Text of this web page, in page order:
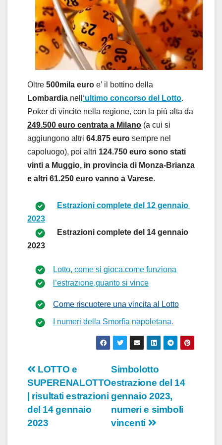
Oltre 500mila euro e’ il bottino della
Lombardia nell ‘ultimo concorso del Lotto.
Poker di vincite nella regione, con la più alta da
249.500 euro centrata a Milano (a cui si
aggiungono altri 64.875 euro sempre nel
capoluogo), poi altri 124.750 euro sono stati
vinti a Muggio, in provincia di Monza-Brianza
e altri 61.250 euro vanno a Varese.
Estrazioni complete del 12 gennaio
2023
Estrazioni complete del 14 gennaio
2023
Lotto, come si gioca,come funziona
l’estrazione,quanto si vince
Come riscuotere una vincita al Lotto
I numeri della Smorfia napoletana.
Navigazione
articoli
Simbolotto
estrazione del 14
gennaio 2023,
numeri e simboli
vincenti
LOTTO e
SUPERENALOTTO
| risultati estrazioni
del 14 gennaio
2023